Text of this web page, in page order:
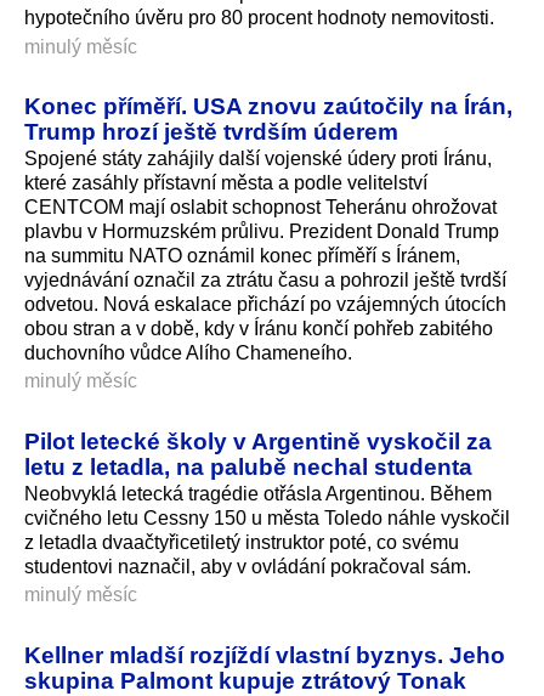
hypotečního úvěru pro 80 procent hodnoty nemovitosti.
minulý měsíc
Konec příměří. USA znovu zaútočily na Írán,
Trump hrozí ještě tvrdším úderem
Spojené státy zahájily další vojenské údery proti Íránu,
které zasáhly přístavní města a podle velitelství
CENTCOM mají oslabit schopnost Teheránu ohrožovat
plavbu v Hormuzském průlivu. Prezident Donald Trump
na summitu NATO oznámil konec příměří s Íránem,
vyjednávání označil za ztrátu času a pohrozil ještě tvrdší
odvetou. Nová eskalace přichází po vzájemných útocích
obou stran a v době, kdy v Íránu končí pohřeb zabitého
duchovního vůdce Alího Chameneího.
minulý měsíc
Pilot letecké školy v Argentině vyskočil za
letu z letadla, na palubě nechal studenta
Neobvyklá letecká tragédie otřásla Argentinou. Během
cvičného letu Cessny 150 u města Toledo náhle vyskočil
z letadla dvaačtyřicetiletý instruktor poté, co svému
studentovi naznačil, aby v ovládání pokračoval sám.
minulý měsíc
Kellner mladší rozjíždí vlastní byznys. Jeho
skupina Palmont kupuje ztrátový Tonak